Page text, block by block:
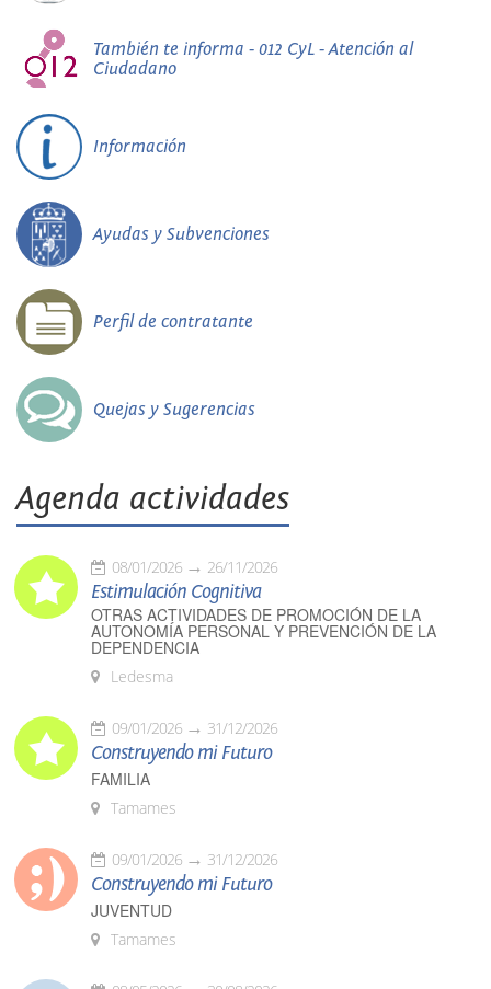
También te informa - 012 CyL - Atención al
Ciudadano
Información
Ayudas y Subvenciones
Perfil de contratante
Quejas y Sugerencias
Agenda actividades
08/01/2026 26/11/2026
Estimulación Cognitiva
OTRAS ACTIVIDADES DE PROMOCIÓN DE LA
AUTONOMÍA PERSONAL Y PREVENCIÓN DE LA
DEPENDENCIA
Ledesma
09/01/2026 31/12/2026
Construyendo mi Futuro
FAMILIA
Tamames
09/01/2026 31/12/2026
Construyendo mi Futuro
JUVENTUD
Tamames